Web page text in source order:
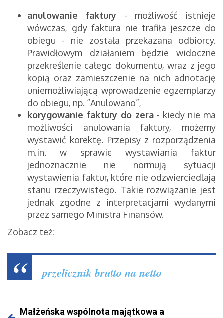
anulowanie faktury - możliwość istnieje
wówczas, gdy faktura nie trafiła jeszcze do
obiegu - nie została przekazana odbiorcy.
Prawidłowym działaniem będzie widoczne
przekreślenie całego dokumentu, wraz z jego
kopią oraz zamieszczenie na nich adnotację
uniemożliwiającą wprowadzenie egzemplarzy
do obiegu, np. “Anulowano”,
korygowanie faktury do zera - kiedy nie ma
możliwości anulowania faktury, możemy
wystawić korektę. Przepisy z rozporządzenia
m.in. w sprawie wystawiania faktur
jednoznacznie nie normują sytuacji
wystawienia faktur, które nie odzwierciedlają
stanu rzeczywistego. Takie rozwiązanie jest
jednak zgodne z interpretacjami wydanymi
przez samego Ministra Finansów.
Zobacz też:
przelicznik brutto na netto
Małżeńska wspólnota majątkowa a